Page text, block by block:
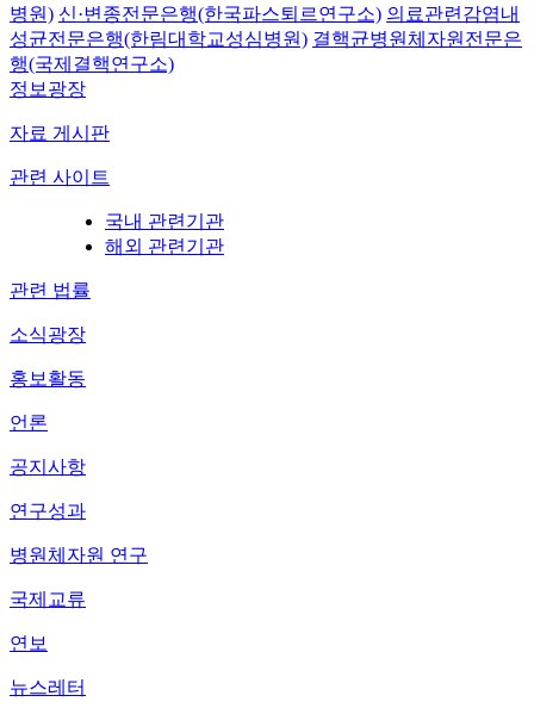
병원) 신·변종전문은행(한국파스퇴르연구소) 의료관련감염내
성균전문은행(한림대학교성심병원) 결핵균병원체자원전문은
행(국제결핵연구소)
정보광장
자료 게시판
관련 사이트
국내 관련기관
해외 관련기관
관련 법률
소식광장
홍보활동
언론
공지사항
연구성과
병원체자원 연구
국제교류
연보
뉴스레터